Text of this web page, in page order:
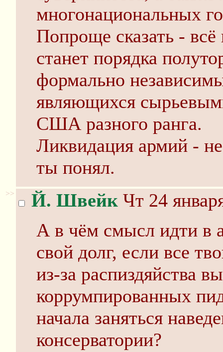
многонациональных
Попроще сказать - всё
станет порядка
формально
являющихся
США разного ранга.
Ликвидация армий -
ты понял.
>> Й. Швейк Чт 24
А в чём смысл идти в
свой долг, если все
из-за распиздяйства
коррумпированных
начала заняться
консерватории?